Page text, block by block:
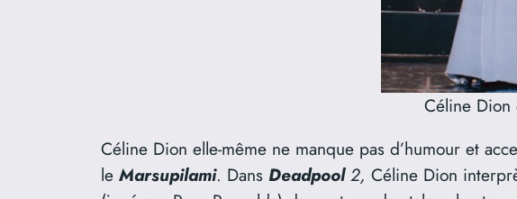
Céline
Céline Dion elle-même ne manque pas d’humour et
le Marsupilami. Dans Deadpool2, Céline Dion